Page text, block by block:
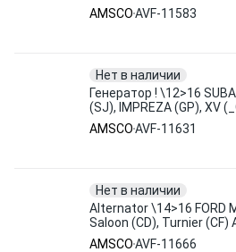
AMSCOAVF-11583
Нет в наличии
Генератор ! \12>16
(SJ), IMPREZA (GP), XV
AMSCO
AMSCOAVF-11631
Нет в наличии
Alternator \14>16 FORD
Saloon (CD), Turnier (CF)
AMSCOAVF-11666